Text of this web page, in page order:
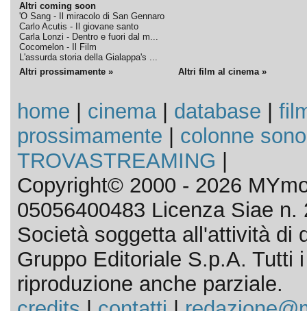
Altri coming soon
'O Sang - Il miracolo di San Gennaro
Carlo Acutis - Il giovane santo
Carla Lonzi - Dentro e fuori dal m...
Cocomelon - Il Film
L'assurda storia della Gialappa's ...
Altri prossimamente » Altri film al cinema »
home cinema| database
prossimamente
colonne
TROVASTREAMING
Copyright© 2000 - 2026
05056400483 Licenza Siae n.
Società soggetta all'attività di
Gruppo Editoriale S.p.A. Tutti
riproduzione anche parziale.